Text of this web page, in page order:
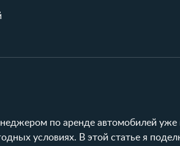
по аренде автомобилей уже
условиях. В этой статье я